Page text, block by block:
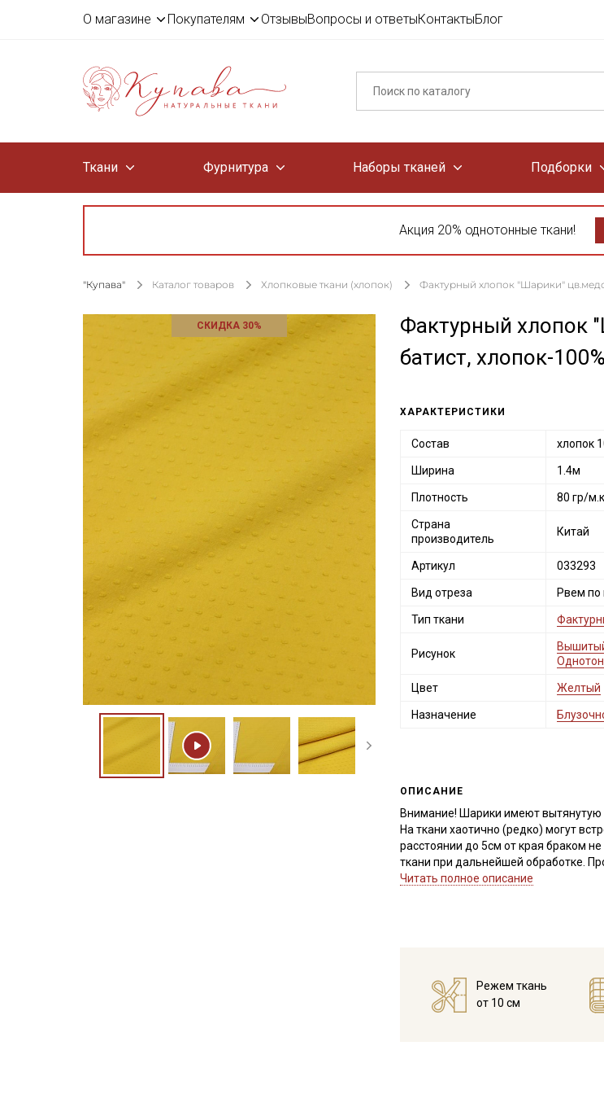
О магазине Покупателям ОтзывыВопросы и ответыКонтактыБлог
Ткани Фурнитура Наборы тканей Подборки
Акция 20% однотонные ткани!
"Купава" Каталог товаров Хлопковые ткани (хлопок) Фактурный хлопок "Шарики"
СКИДКА 30%
Фактурный хлопок
батист, хлопок-
ХАРАКТЕРИСТИКИ
Состав хлопок
Ширина 1.4м
Плотность 80 гр/
Страна
производитель
Китай
Артикул 033293
Вид отреза Рвем по
Тип ткани
Рисунок
Цвет Желтый
Назначение
ОПИСАНИЕ
Внимание! Шарики имеют вытянутую
На ткани хаотично (редко) могут
расстоянии до 5см от края браком
ткани при дальнейшей обработке.
одежды необходимо учесть, что
Ткань дает усадку до 7% перед
для исключения усадки ткани в
Читать полное описание
Режем ткань
от 10 см